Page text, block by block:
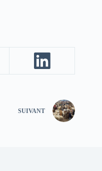
SUIVANT